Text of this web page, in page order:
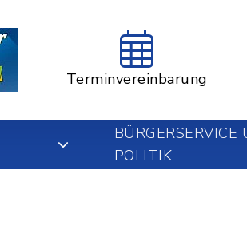
Terminvereinbarung
BÜRGERSERVICE
POLITIK